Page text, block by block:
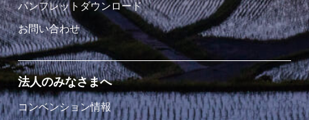
パンフレットダウンロード
お問い合わせ
法人のみなさまへ
コンベンション情報